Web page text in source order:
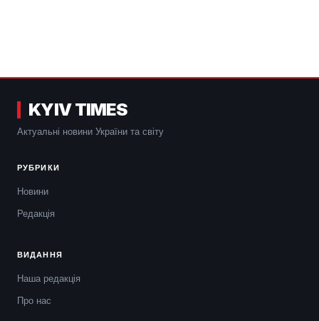
KYIV TIMES
Актуальні новини України та світу
РУБРИКИ
Новини
Редакція
ВИДАННЯ
Наша редакція
Про нас